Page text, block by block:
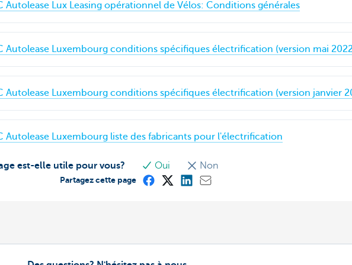
Autolease Lux Leasing opérationnel de Vélos: Conditions générales
Autolease Luxembourg conditions spécifiques électrification (version mai
Autolease Luxembourg conditions spécifiques électrification (version janvier
Autolease Luxembourg liste des fabricants pour l'électrification
est-elle utile pour vous? Oui Non
Partagez cette page